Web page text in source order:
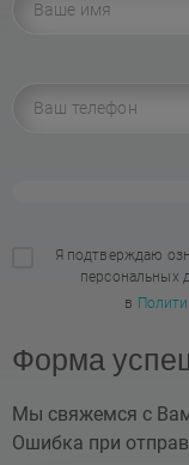
Я подтверждаю
персональных
в
Форма
Мы свяжемся с
Ошибка при